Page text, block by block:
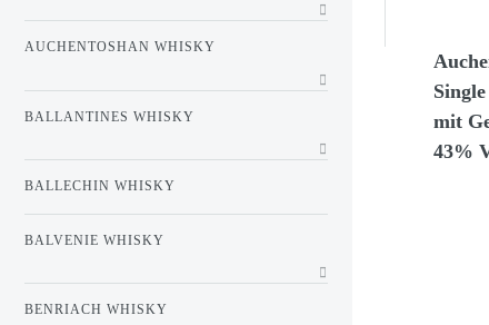
mit
43%
AUCHENTOSHAN WHISKY
BALLANTINES WHISKY
BALLECHIN WHISKY
BALVENIE WHISKY
BENRIACH WHISKY